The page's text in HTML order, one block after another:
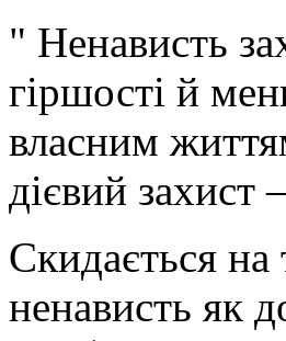
" Ненависть
гіршості й
власним
дієвий захист
Скидається
ненависть як